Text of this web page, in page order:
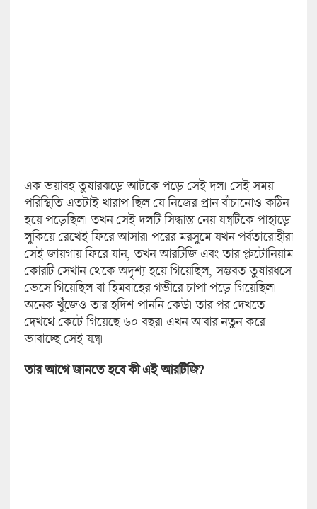
এক ভয়াবহ তুষারঝড়ে আটকে পড়ে সেই দল। সেই সময়
পরিস্থিতি এতটাই খারাপ ছিল যে নিজের প্রান বাঁচানোও কঠিন
হয়ে পড়েছিল। তখন সেই দলটি সিদ্ধান্ত নেয় যন্ত্রটিকে পাহাড়ে
লুকিয়ে রেখেই ফিরে আসার। পরের মরসুমে যখন পর্বতারোহীরা
সেই জায়গায় ফিরে যান, তখন আরটিজি এবং তার প্লুটোনিয়াম
কোরটি সেখান থেকে অদৃশ্য হয়ে গিয়েছিল, সম্ভবত তুষারধসে
ভেসে গিয়েছিল বা হিমবাহের গভীরে চাপা পড়ে গিয়েছিল।
অনেক খুঁজেও তার হদিশ পাননি কেউ। তার পর দেখতে
দেখথে কেটে গিয়েছে ৬০ বছর। এখন আবার নতুন করে
ভাবাচ্ছে সেই যন্ত্র।
তার আগে জানতে হবে কী এই আরটিজি?